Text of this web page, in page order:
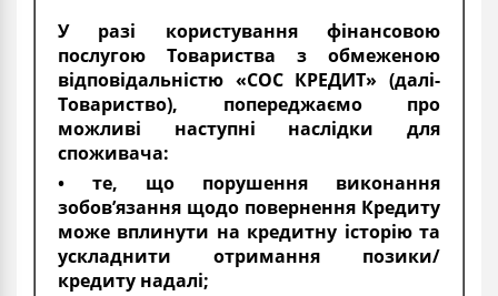
У разі користування фінансовою
послугою Товариства з обмеженою
відповідальністю «СОС КРЕДИТ» (далі-
Товариство), попереджаємо про
можливі наступні наслідки для
споживача:
• те, що порушення виконання
зобов’язання щодо повернення Кредиту
може вплинути на кредитну історію та
ускладнити отримання позики/
кредиту надалі;